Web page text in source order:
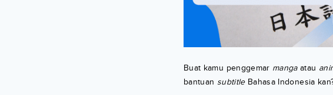
Buat kamu penggemar mangaatau
bantuan subtitleBahasa Indonesia